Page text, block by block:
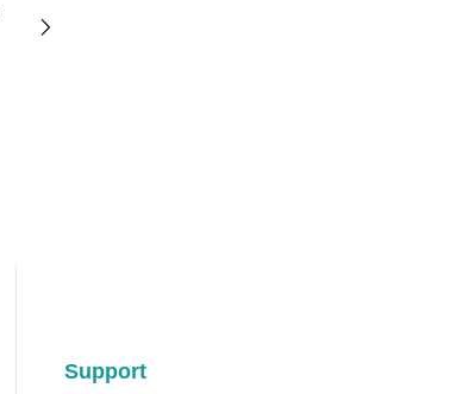
Support